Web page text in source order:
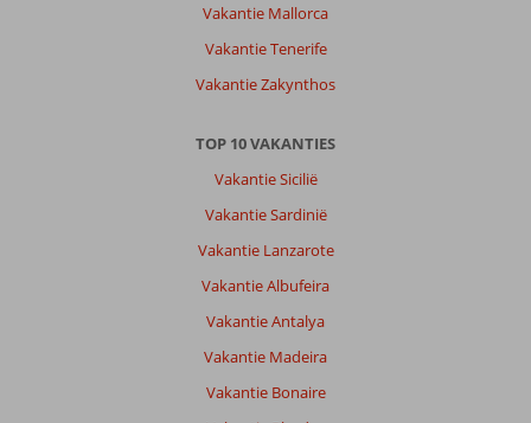
Vakantie Mallorca
Vakantie Tenerife
Vakantie Zakynthos
TOP 10 VAKANTIES
Vakantie Sicilië
Vakantie Sardinië
Vakantie Lanzarote
Vakantie Albufeira
Vakantie Antalya
Vakantie Madeira
Vakantie Bonaire